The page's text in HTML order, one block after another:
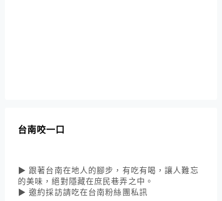
台南咬一口
▶ 跟著台南在地人的腳步，有吃有喝，讓人難忘
的美味，絕對隱藏在庶民巷弄之中。
▶ 邀約採訪請吃在台南粉絲團私訊